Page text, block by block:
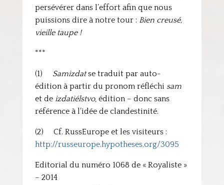
persévérer dans l’effort afin que nous
puissions dire à notre tour : Bien creusé,
vieille taupe !
***
(1) Samizdatse traduit par auto-
édition à partir du pronom réfléchi sam
et de izdatiélstvo, édition – donc sans
référence à l’idée de clandestinité.
(2) Cf. RussEurope et les visiteurs :
http://russeurope.hypotheses.org/3095
Editorial du numéro 1068 de « Royaliste »
– 2014